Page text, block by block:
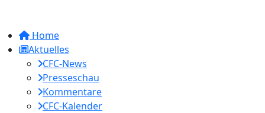
Home
Aktuelles
CFC-News
Presseschau
Kommentare
CFC-Kalender